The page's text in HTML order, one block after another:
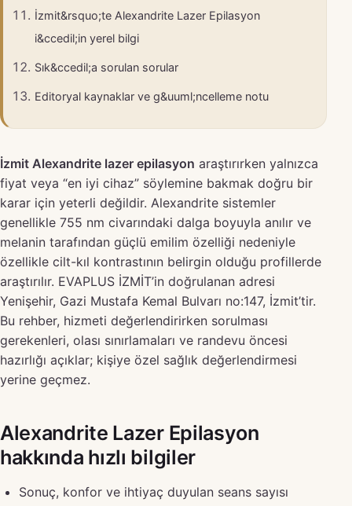
İzmit&rsquo;te Alexandrite Lazer Epilasyon
i&ccedil;in yerel bilgi
Sık&ccedil;a sorulan sorular
Editoryal kaynaklar ve g&uuml;ncelleme notu
İzmit Alexandrite lazer epilasyon araştırırken yalnızca
fiyat veya “en iyi cihaz” söylemine bakmak doğru bir
karar için yeterli değildir. Alexandrite sistemler
genellikle 755 nm civarındaki dalga boyuyla anılır ve
melanin tarafından güçlü emilim özelliği nedeniyle
özellikle cilt-kıl kontrastının belirgin olduğu profillerde
araştırılır. EVAPLUS İZMİT’in doğrulanan adresi
Yenişehir, Gazi Mustafa Kemal Bulvarı no:147, İzmit’tir.
Bu rehber, hizmeti değerlendirirken sorulması
gerekenleri, olası sınırlamaları ve randevu öncesi
hazırlığı açıklar; kişiye özel sağlık değerlendirmesi
yerine geçmez.
Alexandrite Lazer Epilasyon
hakkında hızlı bilgiler
Sonuç, konfor ve ihtiyaç duyulan seans sayısı